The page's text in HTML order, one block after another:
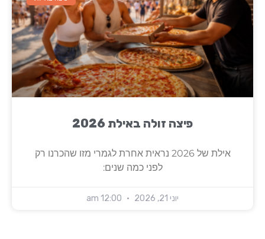
פיצה זולה באילת 2026
אילת של 2026 נראית אחרת לגמרי מזו שהכרנו רק
לפני כמה שנים:
יוני 21, 2026